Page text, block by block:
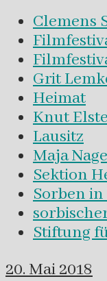
Clemens
Grit
Heimat
Knut
Lausitz
Maja
Sektion
Sorben
Stiftung
20. Mai 2018